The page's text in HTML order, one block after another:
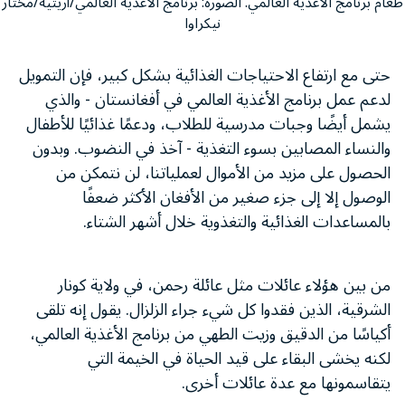
نيكراوا
حتى مع ارتفاع الاحتياجات الغذائية بشكل كبير، فإن التمويل
لدعم عمل برنامج الأغذية العالمي في أفغانستان - والذي
يشمل أيضًا وجبات مدرسية للطلاب، ودعمًا غذائيًا للأطفال
والنساء المصابين بسوء التغذية - آخذ في النضوب. وبدون
الحصول على مزيد من الأموال لعملياتنا، لن نتمكن من
الوصول إلا إلى جزء صغير من الأفغان الأكثر ضعفًا
بالمساعدات الغذائية والتغذوية خلال أشهر الشتاء.
من بين هؤلاء عائلات مثل عائلة رحمن، في ولاية كونار
الشرقية، الذين فقدوا كل شيء جراء الزلزال. يقول إنه تلقى
أكياسًا من الدقيق وزيت الطهي من برنامج الأغذية العالمي،
لكنه يخشى البقاء على قيد الحياة في الخيمة التي
يتقاسمونها مع عدة عائلات أخرى.